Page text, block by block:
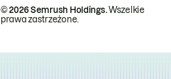
© 2026 Semrush Holdings.Wszelkie
prawa zastrzeżone.